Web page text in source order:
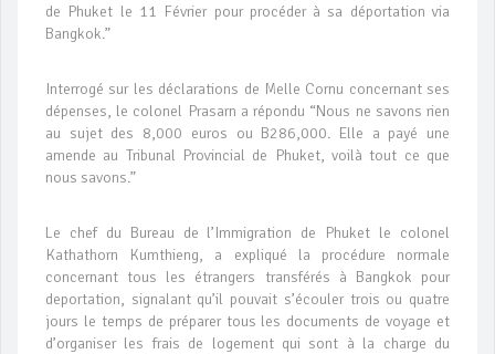
de Phuket le 11 Février pour procéder à sa déportation via
Bangkok.”
Interrogé sur les déclarations de Melle Cornu concernant ses
dépenses, le colonel Prasarn a répondu “Nous ne savons rien
au sujet des 8,000 euros ou B286,000. Elle a payé une
amende au Tribunal Provincial de Phuket, voilà tout ce que
nous savons.”
Le chef du Bureau de l’Immigration de Phuket le colonel
Kathathorn Kumthieng, a expliqué la procédure normale
concernant tous les étrangers transférés à Bangkok pour
deportation, signalant qu’il pouvait s’écouler trois ou quatre
jours le temps de préparer tous les documents de voyage et
d’organiser les frais de logement qui sont à la charge du